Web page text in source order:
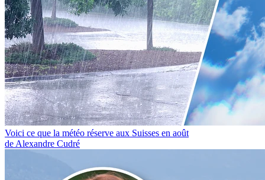
Voici ce que la météo réserve aux Suisses en août
de Alexandre Cudré